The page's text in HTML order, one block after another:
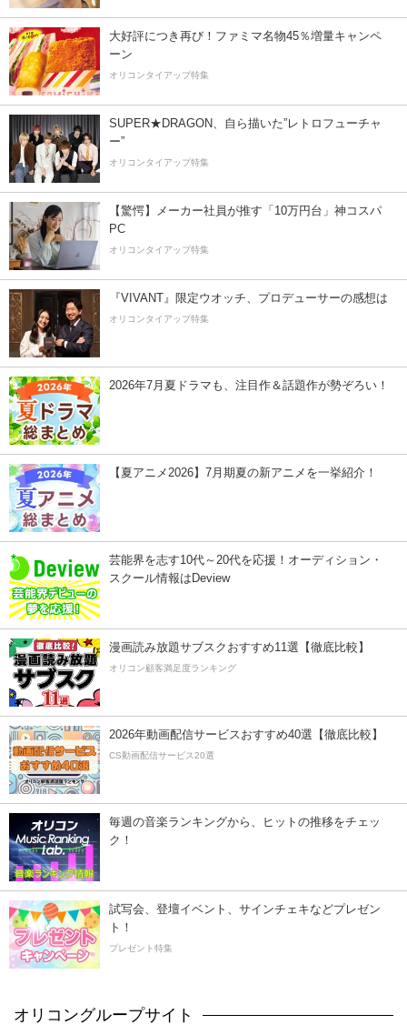
大好評につき再び！ファミマ名物45％増量キャンペ
ーン
オリコンタイアップ特集
SUPER★DRAGON、自ら描いた”レトロフューチャ
ー”
オリコンタイアップ特集
【驚愕】メーカー社員が推す「10万円台」神コスパ
PC
オリコンタイアップ特集
『VIVANT』限定ウオッチ、プロデューサーの感想は
オリコンタイアップ特集
2026年7月夏ドラマも、注目作＆話題作が勢ぞろい！
【夏アニメ2026】7月期夏の新アニメを一挙紹介！
芸能界を志す10代～20代を応援！オーディション・
スクール情報はDeview
漫画読み放題サブスクおすすめ11選【徹底比較】
オリコン顧客満足度ランキング
2026年動画配信サービスおすすめ40選【徹底比較】
CS動画配信サービス20選
毎週の音楽ランキングから、ヒットの推移をチェッ
ク！
試写会、登壇イベント、サインチェキなどプレゼン
ト！
プレゼント特集
オリコングループサイト